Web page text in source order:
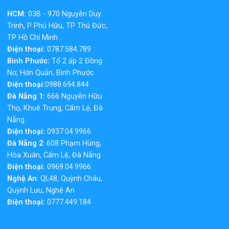
HCM: 03B - 970 Nguyễn Duy
Trinh, P Phú Hữu, TP Thủ Đức,
TP Hồ Chí Minh
Điện thoại: 0787.584.789
Bình Phước: Tổ 2 ấp 2 Đồng
Nơ, Hớn Quản, Bình Phước
Điện thoại:0988.694.844
Đà Nẵng 1: 666 Nguyễn Hữu
Thọ, Khuê Trung, Cẩm Lệ, Đà
Nẵng
Điện thoại: 0937.04.9966
Đà Nẵng 2: 608 Phạm Hùng,
Hòa Xuân, Cẩm Lệ, Đà Nẵng
Điện thoại: 0969.04.9966
Nghệ An: QL48, Quỳnh Châu,
Quỳnh Lưu, Nghệ An
Điện thoại: 0777.449.184